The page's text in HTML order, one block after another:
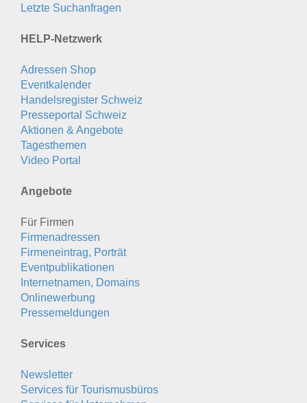
Letzte Suchanfragen
HELP-Netzwerk
Adressen Shop
Eventkalender
Handelsregister Schweiz
Presseportal Schweiz
Aktionen & Angebote
Tagesthemen
Video Portal
Angebote
Für Firmen
Firmenadressen
Firmeneintrag, Porträt
Eventpublikationen
Internetnamen, Domains
Onlinewerbung
Pressemeldungen
Services
Newsletter
Services für Tourismusbüros